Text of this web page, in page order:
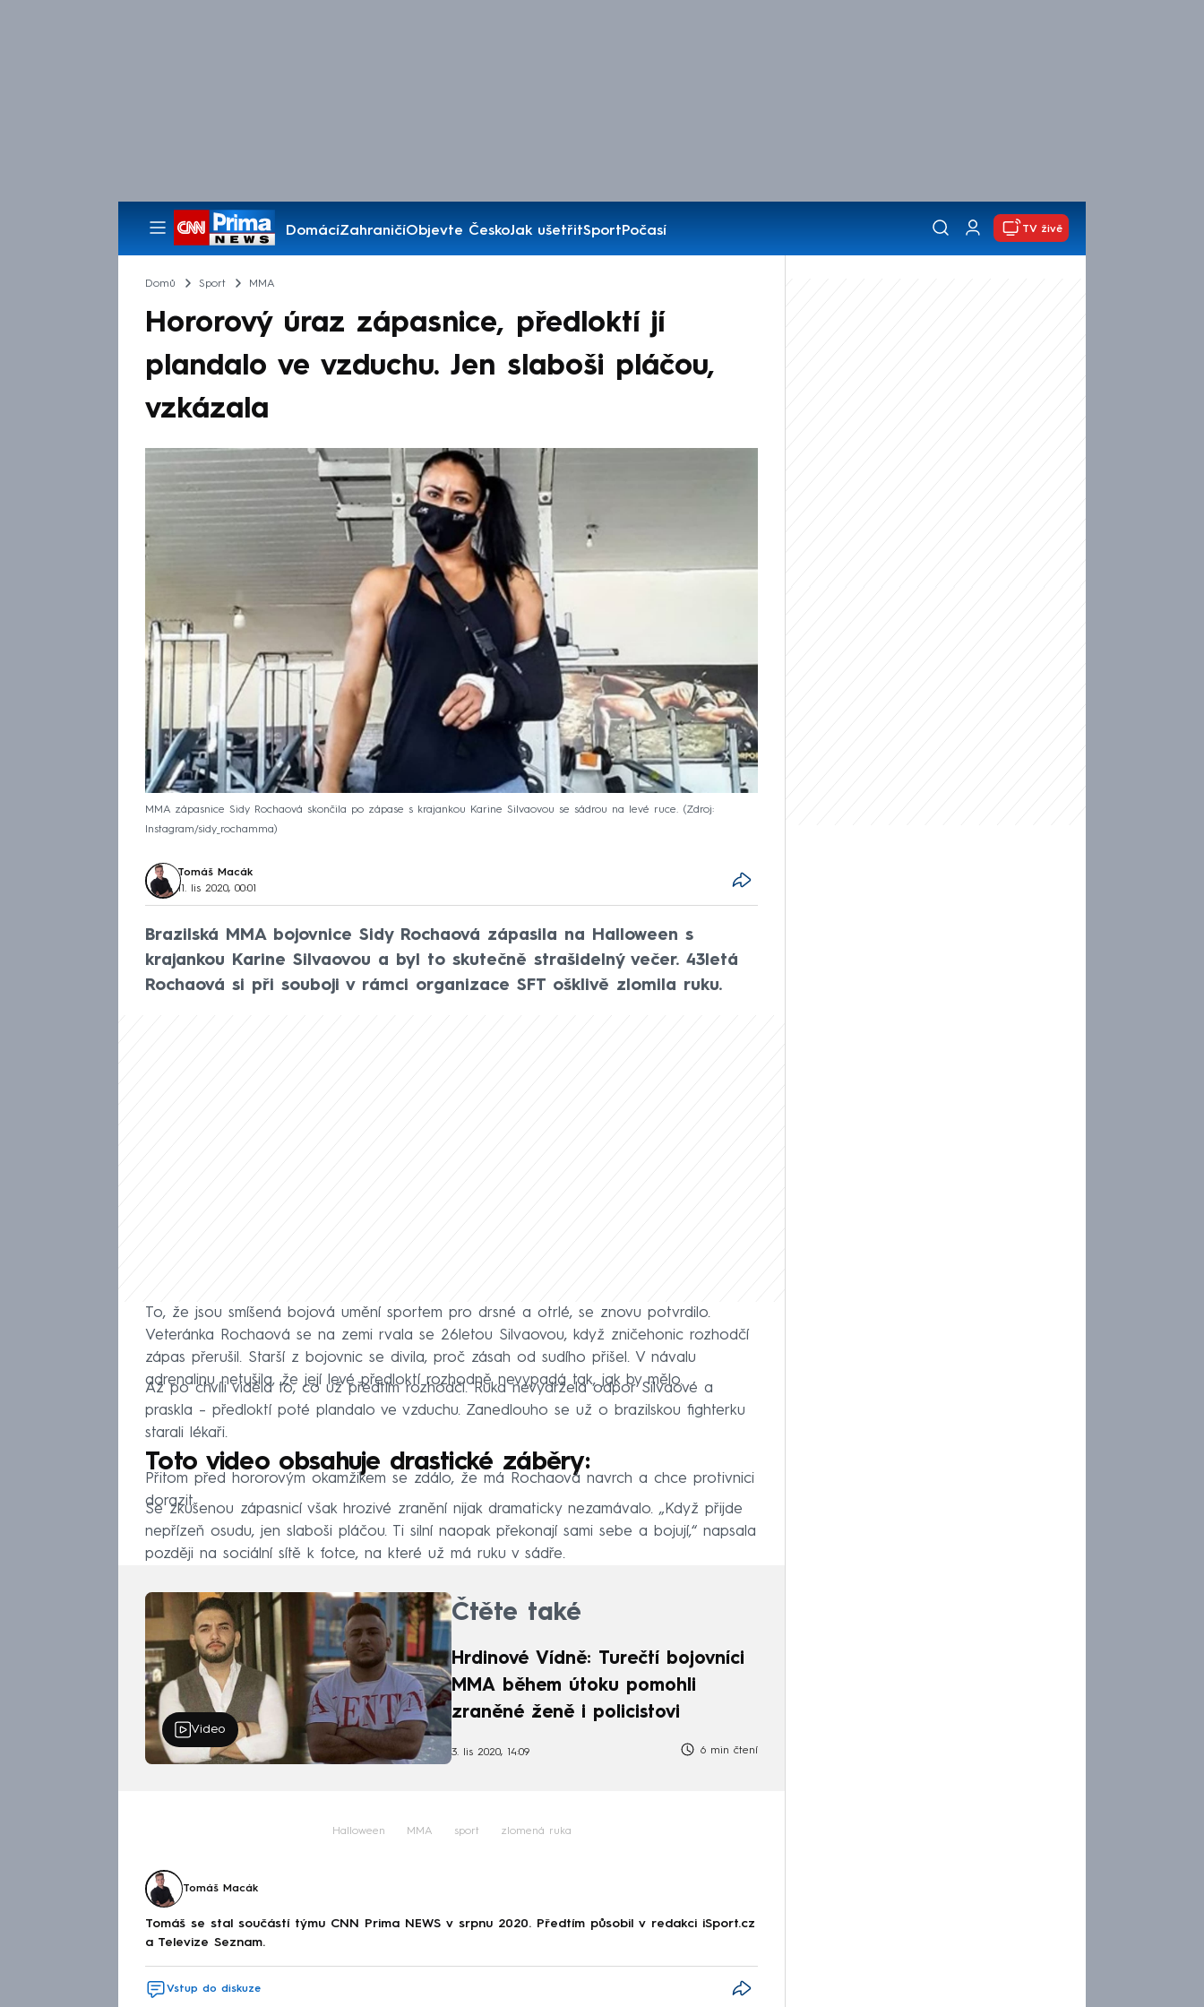
DomácíZahraničíObjevte ČeskoJak ušetřitSportPočasí
Pořady
TV živě
Domů Sport MMA
Hororový úraz zápasnice, předloktí jí
plandalo ve vzduchu. Jen slaboši pláčou,
vzkázala
MMA zápasnice Sidy Rochaová skončila po zápase s krajankou Karine Silvaovou se sádrou na levé ruce.
Zdroj:
Instagram/sidy_rochamma
Tomáš Macák
11. lis 2020, 00:01
Brazilská MMA bojovnice Sidy Rochaová zápasila na Halloween s
krajankou Karine Silvaovou a byl to skutečně strašidelný večer. 43letá
Rochaová si při souboji v rámci organizace SFT ošklivě zlomila ruku.
To, že jsou smíšená bojová umění sportem pro drsné a otrlé, se znovu potvrdilo.
Veteránka Rochaová se na zemi rvala se 26letou Silvaovou, když zničehonic rozhodčí
zápas přerušil. Starší z bojovnic se divila, proč zásah od sudího přišel. V návalu
adrenalinu netušila, že její levé předloktí rozhodně nevypadá tak, jak by mělo.
Až po chvíli viděla to, co už předtím rozhodčí. Ruka nevydržela odpor Silvaové a
praskla – předloktí poté plandalo ve vzduchu. Zanedlouho se už o brazilskou fighterku
starali lékaři.
Toto video obsahuje drastické záběry:
Přitom před hororovým okamžikem se zdálo, že má Rochaová navrch a chce protivnici
dorazit.
Se zkušenou zápasnicí však hrozivé zranění nijak dramaticky nezamávalo. „Když přijde
nepřízeň osudu, jen slaboši pláčou. Ti silní naopak překonají sami sebe a bojují,“ napsala
později na sociální sítě k fotce, na které už má ruku v sádře.
Video
Čtěte také
Hrdinové Vídně: Turečtí bojovníci
MMA během útoku pomohli
zraněné ženě i policistovi
3. lis 2020, 14:09 6 min čtení
Halloween MMA sport zlomená ruka
Tomáš Macák
Tomáš se stal součástí týmu CNN Prima NEWS v srpnu 2020. Předtím působil v redakci iSport.cz
a Televize Seznam.
Vstup do diskuze